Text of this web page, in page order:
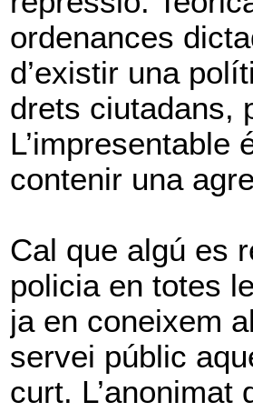
ordenances
d’existir una
drets ciutadans,
L’impresentable
contenir una
Cal que algú es
policia en totes
ja en coneixem
servei públic
curt. L’anonimat